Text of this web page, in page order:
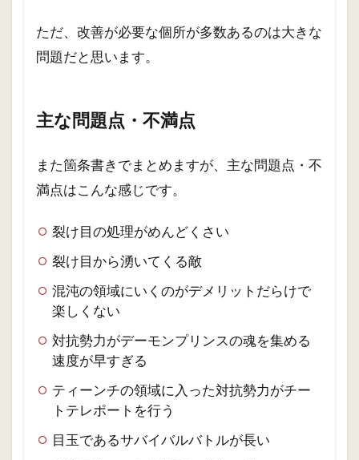
ただ、改善が必要な個所が多数あるのは大きな
問題だと思います。
主な問題点・不満点
また箇条書きでまとめますが、主な問題点・不
満点はこんな感じです。
裂け目の処理がめんどくさい
裂け目から湧いてくる敵
混沌の領域にいくのがデメリットだらけで
楽しくない
対抗勢力がデーモンプリンスの魂を集める
速度が早すぎる
ティーンチの領域に入った対抗勢力がチー
トテレポートを行う
目玉であるサバイバルバトルが長い